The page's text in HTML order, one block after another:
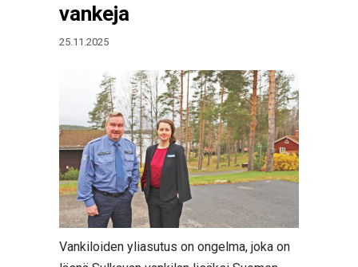
vankeja
25.11.2025
Vankiloiden yliasutus on ongelma, joka on